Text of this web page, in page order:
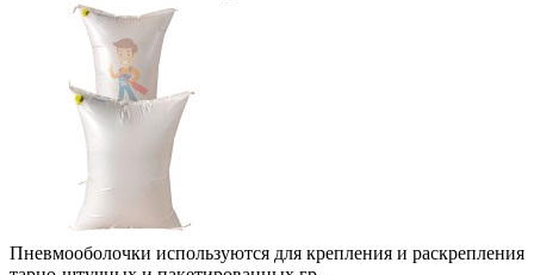
Пневмооболочки используются для крепления и раскрепления